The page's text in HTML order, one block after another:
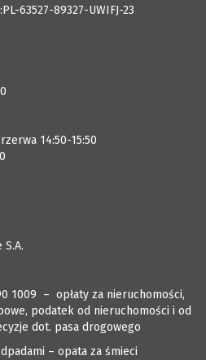
63527-89327-UWIFJ-23
14:50-15:50
1009 – opłaty za nieruchomości,
podatek od nieruchomości i od
dot. pasa drogowego
– opata za śmieci